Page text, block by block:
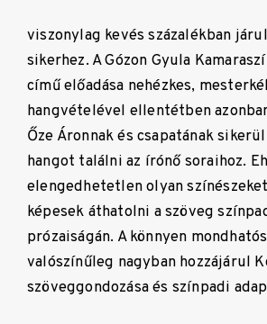
viszonylag kevés százalékban
sikerhez. A Gózon Gyula
című előadása nehézkes,
hangvételével ellentétben
Őze Áronnak és csapatának
hangot találni az írónő soraihoz.
elengedhetetlen olyan
képesek áthatolni a szöveg
prózaiságán. A könnyen
valószínűleg nagyban hozzájárul
szöveggondozása és színpadi